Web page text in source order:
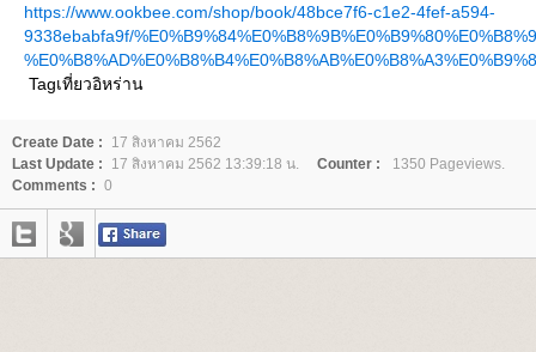
https://www.ookbee.com/shop/book/48bce7f6-c1e2-4fef-a594-
9338ebabfa9f/
Tagเที่ยวอิหร่าน
Create Date :
17 สิงหาคม 2562
Last Update :
17 สิงหาคม 2562 13:39:18 น. Counter :
1350 Pageviews.
Comments : 0